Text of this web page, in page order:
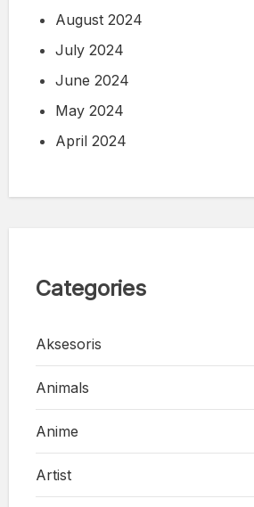
August 2024
July 2024
June 2024
May 2024
April 2024
Categories
Aksesoris
Animals
Anime
Artist